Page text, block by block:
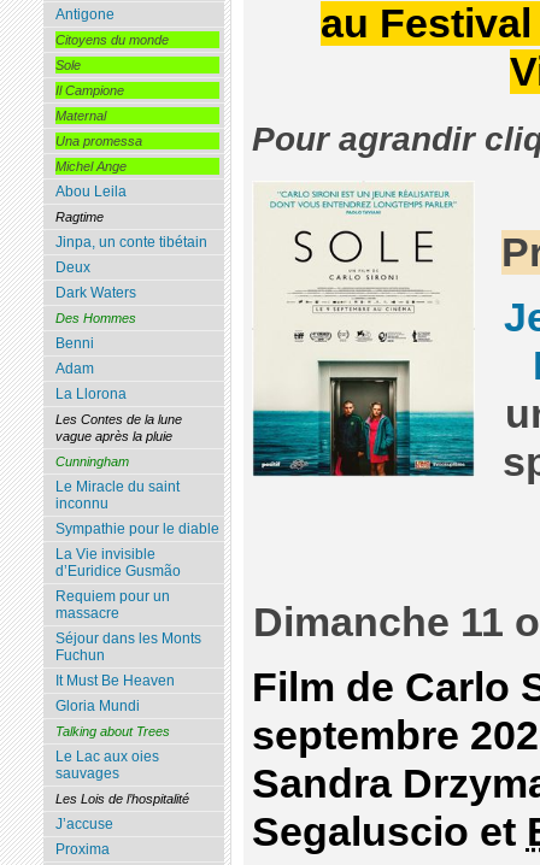
au
Pour agrandir
Dimanche 11
Film de Carlo
septembre
Sandra
Segaluscio et
Antigone
Citoyens du monde
Sole
Il Campione
Maternal
Una promessa
Michel Ange
Abou Leila
Ragtime
Jinpa, un conte tibétain
Deux
Dark Waters
Des Hommes
Benni
Adam
La Llorona
Les Contes de la lune
vague après la pluie
Cunningham
Le Miracle du saint
inconnu
Sympathie pour le diable
La Vie invisible
d’Euridice Gusmão
Requiem pour un
massacre
Séjour dans les Monts
Fuchun
It Must Be Heaven
Gloria Mundi
Talking about Trees
Le Lac aux oies
sauvages
Les Lois de l’hospitalité
J’accuse
Proxima